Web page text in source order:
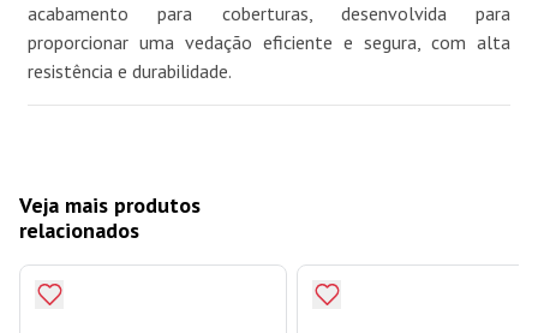
acabamento para coberturas, desenvolvida para
proporcionar uma vedação eficiente e segura, com alta
resistência e durabilidade.
Veja mais produtos
relacionados